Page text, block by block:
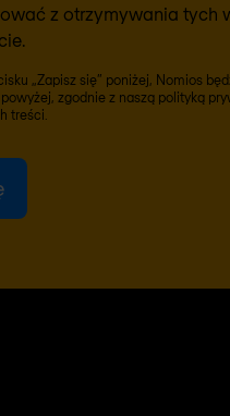
z otrzymywania tych
„Zapisz się” poniżej, Nomios
zgodnie z naszą polityką
treści.